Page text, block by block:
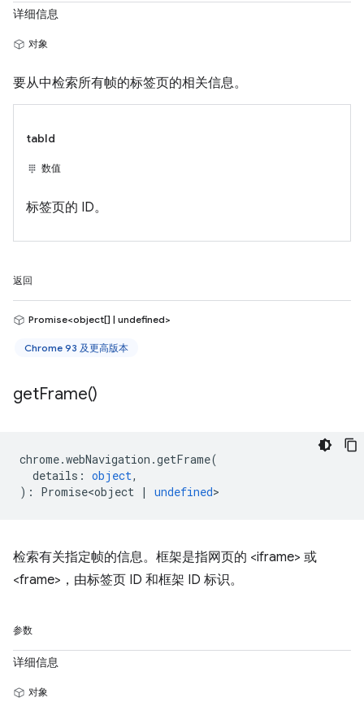
详细信息
对象
要从中检索所有帧的标签页的相关信息。
tabId
数值
标签页的 ID。
返回
Promise<object[] | undefined>
Chrome 93 及更高版本
getFrame()
chrome.webNavigation .getFrame(
details : object,
) : Promise<object | undefined>
检索有关指定帧的信息。框架是指网页的 <iframe> 或
<frame>，由标签页 ID 和框架 ID 标识。
参数
详细信息
对象